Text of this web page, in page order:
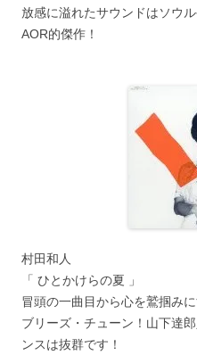
放感に溢れたサウンドはソウ
AOR的傑作！
村田和人
「 ひとかけらの夏 」
冒頭の一曲目から心を鷲掴み
ブリーズ・チューン！山下達
ンスは抜群です！